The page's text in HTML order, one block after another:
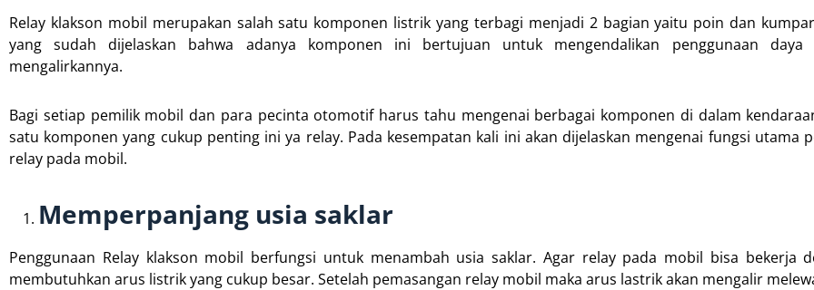
Relay klakson mobil merupakan salah satu komponen listrik yang terbagi menjadi 2 bagian yaitu poin dan
yang sudah dijelaskan bahwa adanya komponen ini bertujuan untuk mengendalikan penggunaan
mengalirkannya.
Bagi setiap pemilik mobil dan para pecinta otomotif harus tahu mengenai berbagai komponen di dalam
satu komponen yang cukup penting ini ya relay. Pada kesempatan kali ini akan dijelaskan mengenai fungsi utama
relay pada mobil.
Memperpanjang usia saklar
Penggunaan Relay klakson mobil berfungsi untuk menambah usia saklar. Agar relay pada mobil bisa bekerja
membutuhkan arus listrik yang cukup besar. Setelah pemasangan relay mobil maka arus lastrik akan mengalir